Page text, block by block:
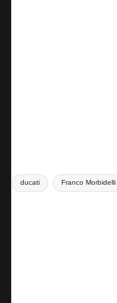
Tags:
ducati Franco Morbidelli